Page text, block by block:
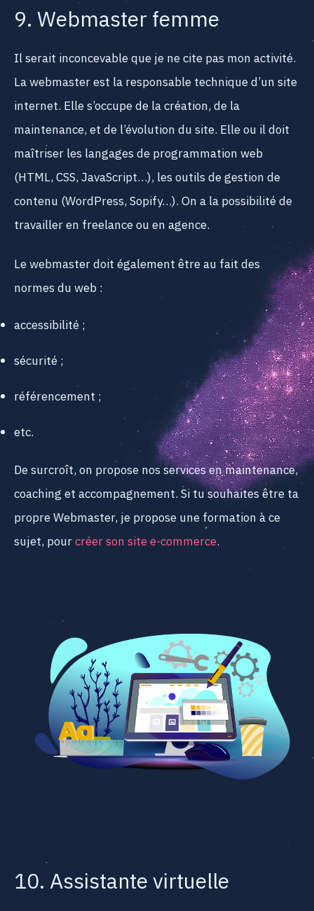
9. Webmaster femme
Il serait inconcevable que je ne cite pas mon activité.
La webmaster est la responsable technique d’un site
internet. Elle s’occupe de la création, de la
maintenance, et de l’évolution du site. Elle ou il doit
maîtriser les langages de programmation web
(HTML, CSS, JavaScript…), les outils de gestion de
contenu (WordPress, Sopify…). On a la possibilité de
travailler en freelance ou en agence.
Le webmaster doit également être au fait des
normes du web :
accessibilité ;
sécurité ;
référencement ;
etc.
De surcroît, on propose nos services en maintenance,
coaching et accompagnement. Si tu souhaites être ta
propre Webmaster, je propose une formation à ce
sujet, pourcréer son site e-commerce.
10. Assistante virtuelle